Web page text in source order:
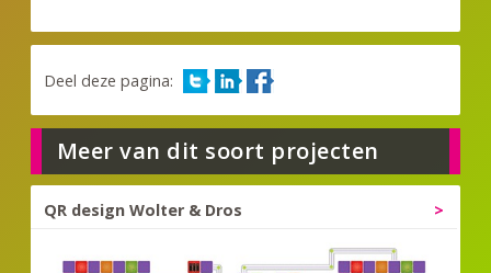
Deel deze pagina:
Meer van dit soort projecten
QR design Wolter & Dros